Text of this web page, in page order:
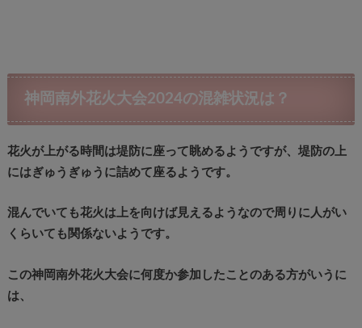
神岡南外花火大会2024の混雑状況は？
花火が上がる時間は堤防に座って眺めるようですが、堤防の上
にはぎゅうぎゅうに詰めて座るようです。
混んでいても花火は上を向けば見えるようなので周りに人がい
くらいても関係ないようです。
この神岡南外花火大会に何度か参加したことのある方がいうに
は、